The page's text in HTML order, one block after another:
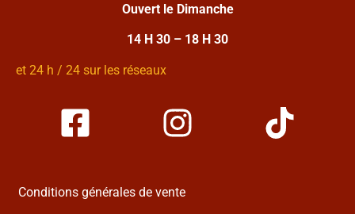
Ouvert le Dimanche
14 H 30 – 18 H 30
et 24 h / 24 sur les réseaux
Conditions générales de vente